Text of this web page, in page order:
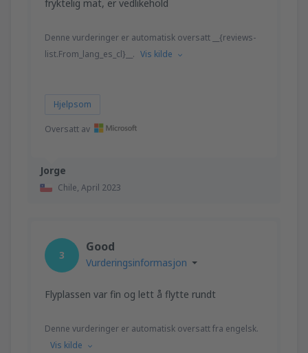
Jorge
Chile, April 2023
fryktelig mat, er vedlikehold
Denne vurderinger er automatisk oversatt __{reviews-
list.From_lang_es_cl}__. Vis kilde
Hjelpsom
Oversatt av
3
Good
Vurderingsinformasjon
Flyplassen var fin og lett å flytte rundt
Denne vurderinger er automatisk oversatt fra engelsk.
Vis kilde